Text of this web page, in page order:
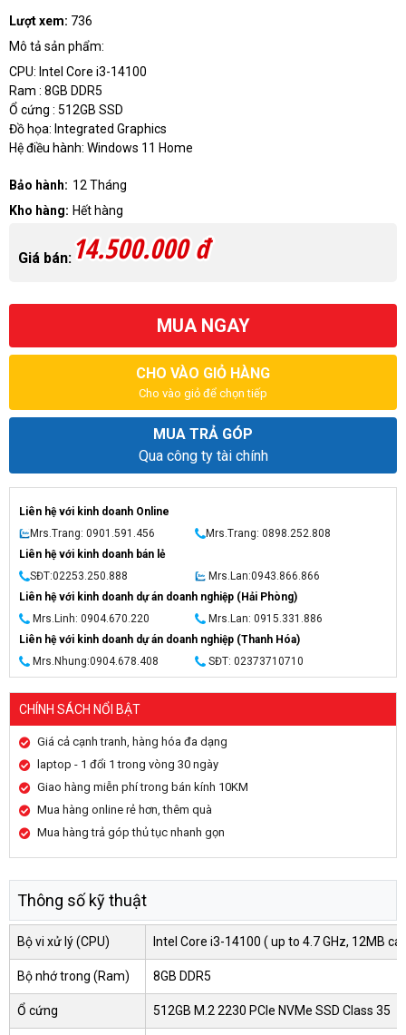
Lượt xem: 736
Mô tả sản phẩm:
CPU: Intel Core i3-14100
Ram : 8GB DDR5
Ổ cứng : 512GB SSD
Đồ họa: Integrated Graphics
Hệ điều hành: Windows 11 Home
Bảo hành: 12 Tháng
Kho hàng: Hết hàng
Giá bán: 14.500.000 đ
MUA NGAY
CHO VÀO GIỎ HÀNG
Cho vào giỏ để chọn tiếp
MUA TRẢ GÓP
Qua công ty tài chính
Liên hệ với kinh doanh Online
Mrs.Trang: 0901.591.456
Mrs.Trang: 0898.252.808
Liên hệ với kinh doanh bán lẻ
SĐT:02253.250.888
Mrs.Lan:0943.866.866
Liên hệ với kinh doanh dự án doanh nghiệp (Hải Phòng)
Mrs.Linh: 0904.670.220
Mrs.Lan: 0915.331.886
Liên hệ với kinh doanh dự án doanh nghiệp (Thanh Hóa)
Mrs.Nhung:0904.678.408
SĐT: 02373710710
CHÍNH SÁCH NỔI BẬT
Giá cả cạnh tranh, hàng hóa đa dạng
laptop - 1 đổi 1 trong vòng 30 ngày
Giao hàng miễn phí trong bán kính 10KM
Mua hàng online rẻ hơn, thêm quà
Mua hàng trả góp thủ tục nhanh gọn
Thông số kỹ thuật
Bộ vi xử lý (CPU) Intel Core i3-14100 ( up to 4.7 GHz, 12MB
Bộ nhớ trong (Ram) 8GB DDR5
Ổ cứng 512GB M.2 2230 PCIe NVMe SSD Class 35